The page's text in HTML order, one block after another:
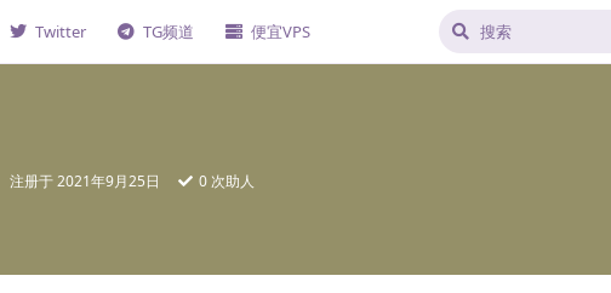
Twitter TG频道 便宜VPS
注册于2021年9月25日 0 次助人